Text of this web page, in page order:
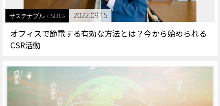
サステナブル・SDGs 2022.09.15
オフィスで節電する有効な方法とは？今から始められる
CSR活動